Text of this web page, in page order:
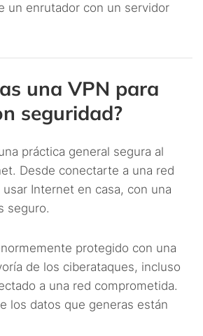
un enrutador con un servidor
una VPN para
seguridad?
práctica general segura al
Desde conectarte a una red
Internet en casa, con una
seguro.
protegido con una
de los ciberataques, incluso
a una red comprometida.
los datos que generas están